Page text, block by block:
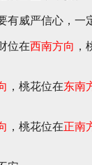
威严信心，一
位在西南方向 ，
，桃花位在东南
，桃花位在正南